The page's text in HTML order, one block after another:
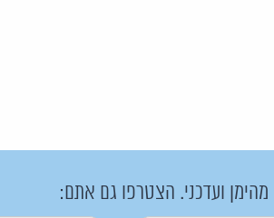
ועדכני. הצטרפו גם אתם: